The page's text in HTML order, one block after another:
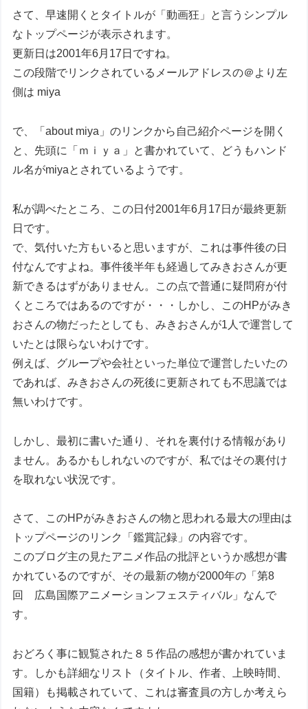
さて、早速開くとタイトルが「動画狂」と言うシンプル
なトップページが表示されます。
更新日は2001年6月17日ですね。
この段階でリンクされているメールアドレスの＠より左
側は miya
で、「about miya」のリンクから自己紹介ページを開く
と、先頭に「ｍｉｙａ」と書かれていて、どうもハンド
ル名がmiyaとされているようです。
私が調べたところ、この日付2001年6月17日が最終更新
日です。
で、気付いた方もいると思いますが、これは事件後の日
付なんですよね。事件後半年も経過してみきおさんが更
新できるはずがありません。この点で普通に疑問府が付
くところではあるのですが・・・しかし、このHPがみき
おさんの物だったとしても、みきおさんが1人で運営して
いたとは限らないわけです。
例えば、グループや会社といった単位で運営したいたの
であれば、みきおさんの死後に更新されても不思議では
無いわけです。
しかし、最初に書いた通り、それを裏付ける情報があり
ません。あるかもしれないのですが、私ではその裏付け
を取れない状況です。
さて、このHPがみきおさんの物と思われる最大の理由は
トップページのリンク「鑑賞記録」の内容です。
このブログ主の見たアニメ作品の批評というか感想が書
かれているのですが、その最新の物が2000年の「第8
回 広島国際アニメーションフェスティバル」なんで
す。
おどろく事に観覧された８５作品の感想が書かれていま
す。しかも詳細なリスト（タイトル、作者、上映時間、
国籍）も掲載されていて、これは審査員の方しか考えら